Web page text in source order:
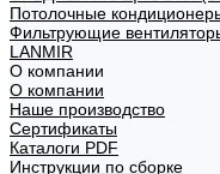
Потолочные
Фильтрующие
LANMIR
О компании
О компании
Наше производство
Сертификаты
Каталоги PDF
Инструкции по сборке